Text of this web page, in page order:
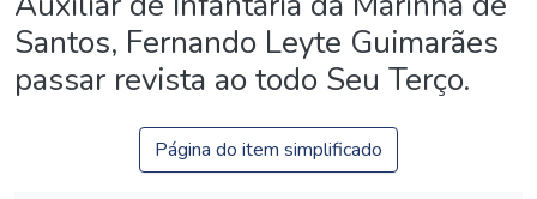
Santos, Fernando Leyte Guimarães
passar revista ao todo Seu Terço.
Página do item simplificado